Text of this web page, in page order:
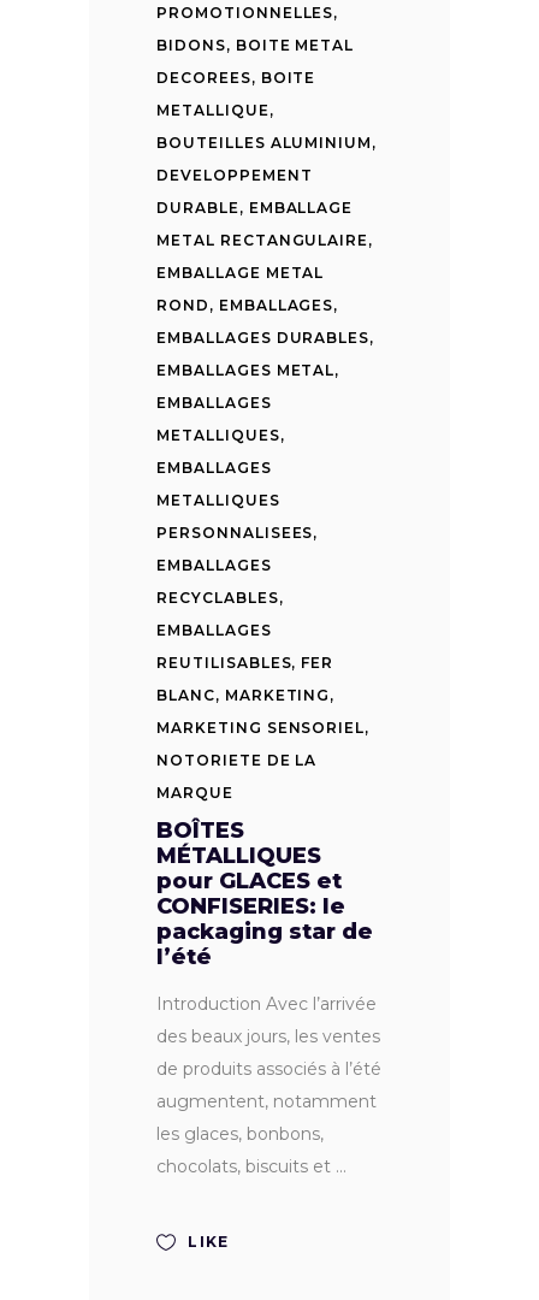
PROMOTIONNELLES,
BIDONS, BOITE METAL
DECOREES, BOITE
METALLIQUE,
BOUTEILLES ALUMINIUM ,
DEVELOPPEMENT
DURABLE, EMBALLAGE
METAL RECTANGULAIRE,
EMBALLAGE METAL
ROND , EMBALLAGES,
EMBALLAGES DURABLES,
EMBALLAGES METAL,
EMBALLAGES
METALLIQUES,
EMBALLAGES
METALLIQUES
PERSONNALISEES,
EMBALLAGES
RECYCLABLES,
EMBALLAGES
REUTILISABLES, FER
BLANC, MARKETING ,
MARKETING SENSORIEL,
NOTORIETE DE LA
MARQUE
BOÎTES
MÉTALLIQUES
pour GLACES et
CONFISERIES: le
packaging star de
l’été
Introduction Avec l’arrivée
des beaux jours, les ventes
de produits associés à l’été
augmentent, notamment
les glaces, bonbons,
chocolats, biscuits et
LIKE